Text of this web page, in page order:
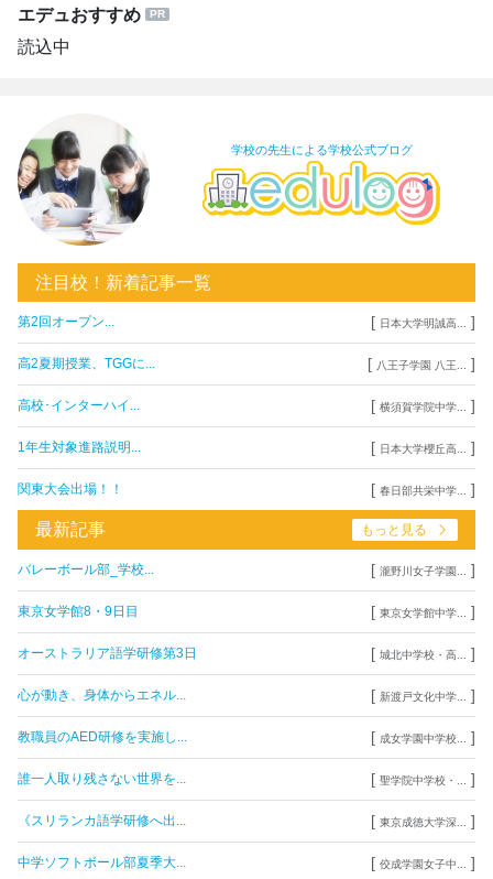
エデュおすすめ
読込中
学校の先生による学校公式ブログ
注目校！新着記事一覧
第2回オープン... [ 日本大学明誠高... ]
高2夏期授業、TGGに... [ 八王子学園 八王... ]
高校･インターハイ... [ 横須賀学院中学... ]
1年生対象進路説明... [ 日本大学櫻丘高... ]
関東大会出場！！ [ 春日部共栄中学... ]
最新記事 もっと見る
バレーボール部_学校... [ 瀧野川女子学園... ]
東京女学館8・9日目 [ 東京女学館中学... ]
オーストラリア語学研修第3日 [ 城北中学校・高... ]
心が動き、身体からエネル... [ 新渡戸文化中学... ]
教職員のAED研修を実施し... [ 成女学園中学校... ]
誰一人取り残さない世界を... [ 聖学院中学校・... ]
《スリランカ語学研修へ出... [ 東京成徳大学深... ]
中学ソフトボール部夏季大... [ 佼成学園女子中... ]